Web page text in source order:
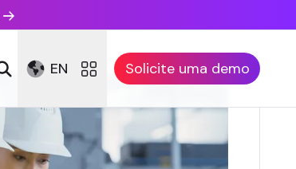
EN Solicite uma demo